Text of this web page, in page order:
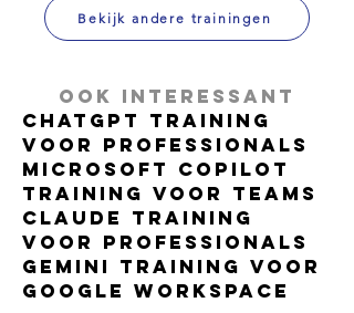
Bekijk andere trainingen
Ook interessant
ChatGPT Training
voor Professionals
Microsoft Copilot
Training voor Teams
Claude Training
voor Professionals
Gemini Training voor
Google Workspace